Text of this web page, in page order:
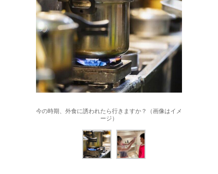
今の時期、外食に誘われたら行きますか？（画像はイメ
ージ）